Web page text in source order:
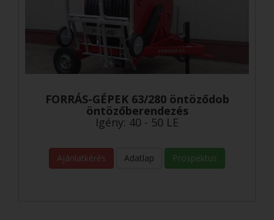
FORRÁS-GÉPEK 63/280 öntöződob
öntözőberendezés
Igény: 40 - 50 LE
Ajánlatkérés Adatlap Prospektus